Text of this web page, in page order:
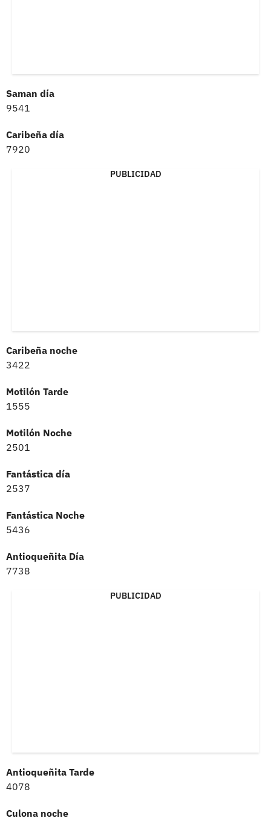
Saman día
9541
Caribeña día
7920
PUBLICIDAD
Caribeña noche
3422
Motilón Tarde
1555
Motilón Noche
2501
Fantástica día
2537
Fantástica Noche
5436
Antioqueñita Día
7738
PUBLICIDAD
Antioqueñita Tarde
4078
Culona noche